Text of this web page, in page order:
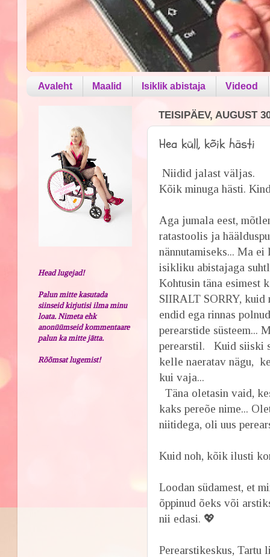
Avaleht Maalid Isiklik abistaja Videod
TEISIPÄEV, AUGUST
Hea küll, kõik hästi
Niidid jalast väljas.
Kõik minuga hästi.
Aga jumala eest,
ratastoolis ja
nännutamiseks... Ma
isikliku abistajaga
Kohtusin täna esimest
SIIRALT SORRY, kuid
endid ega rinnas
perearstide süsteem...
perearstil. Kuid siiski
kelle naeratav nägu,
kui vaja...
Täna oletasin vaid,
kaks pereõe nime...
niitidega, oli uus
Kuid noh, kõik ilusti
Loodan südamest, et
õppinud õeks või
nii edasi. 💖
Perearstikeskus, Tartu
Head lugejad!
Palun mitte kasutada
siinseid kirjutisi ilma minu
loata. Nimeta ehk
anonüümseid kommentaare
palun ka mitte jätta.
Rõõmsat lugemist!